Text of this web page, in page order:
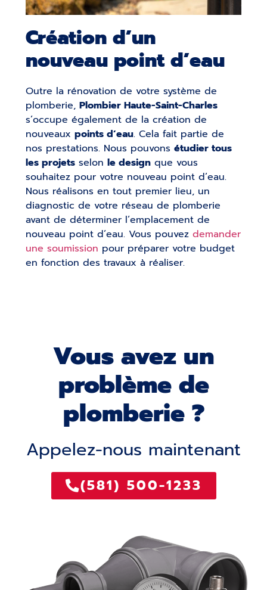
Création d’un
nouveau point d’eau
Outre la rénovation de votre système de
plomberie,Plombier Haute-Saint-Charles
s’occupe également de la création de
nouveauxpoints d’eau. Cela fait partie de
nos prestations. Nous pouvonsétudier tous
les projets selonle design que vous
souhaitez pour votre nouveau point d’eau.
Nous réalisons en tout premier lieu, un
diagnostic de votre réseau de plomberie
avant de déterminer l’emplacement de
nouveau point d’eau. Vous pouvezdemander
une soumission pour préparer votre budget
en fonction des travaux à réaliser.
Vous avez un
problème de
plomberie ?
Appelez-nous maintenant
(581) 500-1233